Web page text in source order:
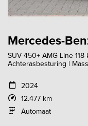
Mercedes-
SUV 450+ AMG Line
Achterasbesturing |
2024
12.477 km
Automaat